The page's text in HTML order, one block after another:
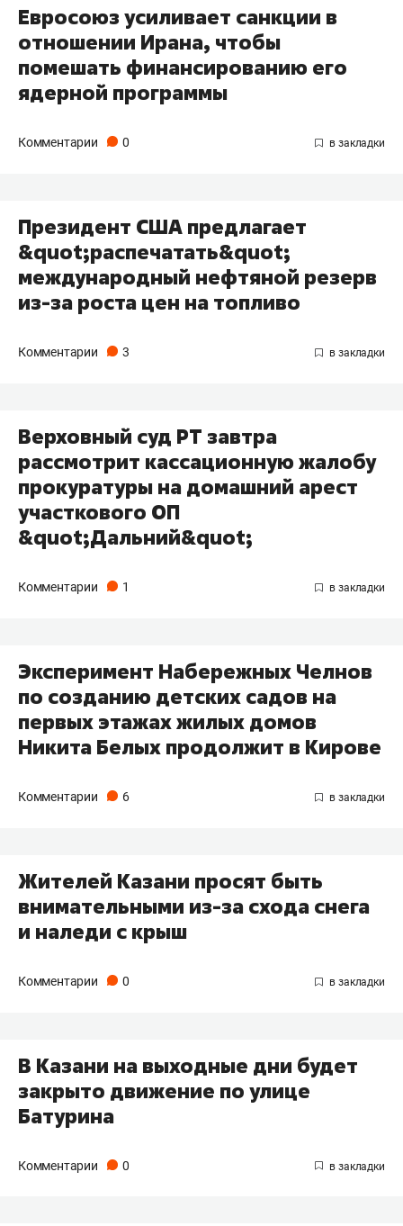
Евросоюз усиливает санкции в
отношении Ирана, чтобы
помешать финансированию его
ядерной программы
Комментарии 0
Президент США предлагает
&quot;распечатать&quot;
международный нефтяной резерв
из-за роста цен на топливо
Комментарии 3
Верховный суд РТ завтра
рассмотрит кассационную жалобу
прокуратуры на домашний арест
участкового ОП
&quot;Дальний&quot;
Комментарии 1
Эксперимент Набережных Челнов
по созданию детских садов на
первых этажах жилых домов
Никита Белых продолжит в Кирове
Комментарии 6
Жителей Казани просят быть
внимательными из-за схода снега
и наледи с крыш
Комментарии 0
В Казани на выходные дни будет
закрыто движение по улице
Батурина
Комментарии 0